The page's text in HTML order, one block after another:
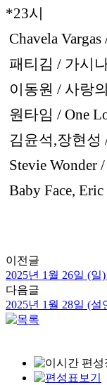
*23시
Chavela
패티김 / 가시
이동원 / 사랑
원타임 / One
김윤석,장현성
Stevie Wonder
Baby Face,
이전글
2025년 1월 26일 (일
다음글
2025년 1월 28일 (설